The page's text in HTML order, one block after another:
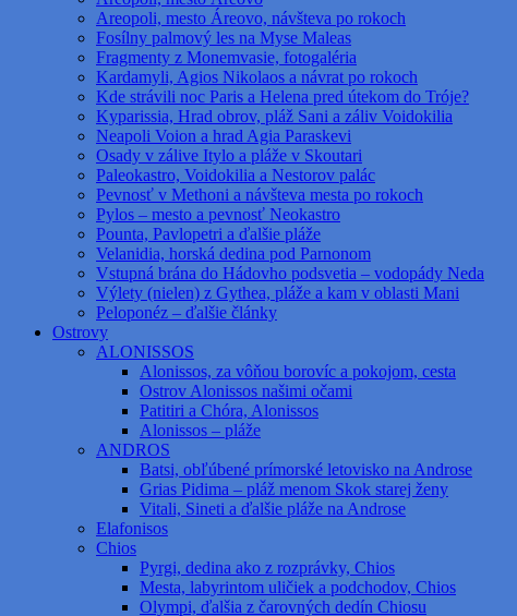
Areopoli, mesto Áreovo, návšteva po rokoch
Fosílny palmový les na Myse Maleas
Fragmenty z Monemvasie, fotogaléria
Kardamyli, Agios Nikolaos a návrat po rokoch
Kde strávili noc Paris a Helena pred útekom do Tróje?
Kyparissia, Hrad obrov, pláž Sani a záliv Voidokilia
Neapoli Voion a hrad Agia Paraskevi
Osady v zálive Itylo a pláže v Skoutari
Paleokastro, Voidokilia a Nestorov palác
Pevnosť v Methoni a návšteva mesta po rokoch
Pylos – mesto a pevnosť Neokastro
Pounta, Pavlopetri a ďalšie pláže
Velanidia, horská dedina pod Parnonom
Vstupná brána do Hádovho podsvetia – vodopády Neda
Výlety (nielen) z Gythea, pláže a kam v oblasti Mani
Peloponéz – ďalšie články
Ostrovy
ALONISSOS
Alonissos, za vôňou borovíc a pokojom, cesta
Ostrov Alonissos našimi očami
Patitiri a Chóra, Alonissos
Alonissos – pláže
ANDROS
Batsi, obľúbené prímorské letovisko na Androse
Grias Pidima – pláž menom Skok starej ženy
Vitali, Sineti a ďalšie pláže na Androse
Elafonisos
Chios
Pyrgi, dedina ako z rozprávky, Chios
Mesta, labyrintom uličiek a podchodov, Chios
Olympi, ďalšia z čarovných dedín Chiosu